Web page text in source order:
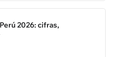
2026: cifras,